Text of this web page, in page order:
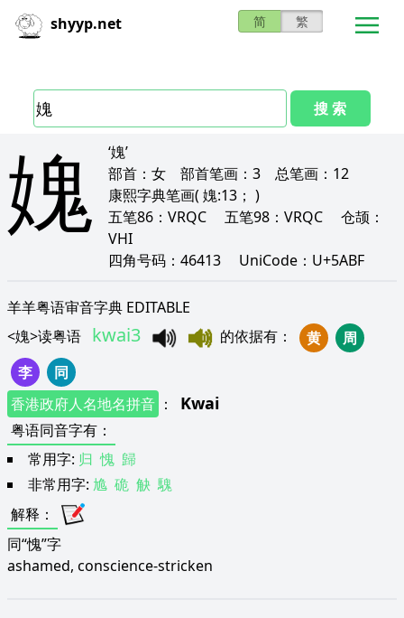
shyyp.net 简 繁
搜 索
媿
‘媿’
部首： 女 部首笔画： 3 总笔画： 12
康熙字典笔画( 媿:13； )
五笔86： VRQC 五笔98： VRQC 仓颉：
VHI
四角号码： 46413 UniCode： U+5ABF
羊羊粤语审音字典 EDITABLE
<媿>读粤语 kwai3 的依据有 ： 黄
周
李
同
香港政府人名地名拼音 ： Kwai
粤语同音字有 ：
常用字: 归 愧 歸
非常用字: 尯 硊 觖 騩
解释 ：
同“愧”字
ashamed, conscience-stricken